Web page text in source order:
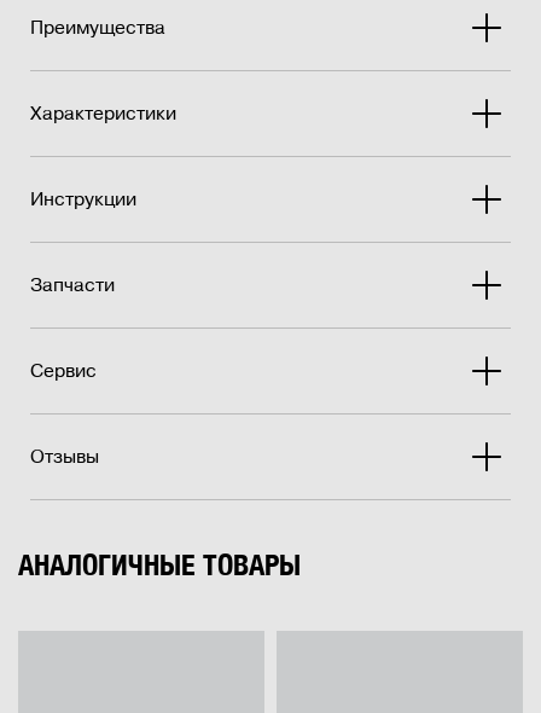
Преимущества
Характеристики
Инструкции
Запчасти
Сервис
Отзывы
АНАЛОГИЧНЫЕ ТОВАРЫ